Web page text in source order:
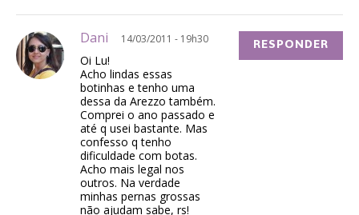
Dani 14/03/2011 - 19h30
Oi Lu!
Acho lindas essas
botinhas e tenho uma
dessa da Arezzo também.
Comprei o ano passado e
até q usei bastante. Mas
confesso q tenho
dificuldade com botas.
Acho mais legal nos
outros. Na verdade
minhas pernas grossas
não ajudam sabe, rs!
RESPONDER